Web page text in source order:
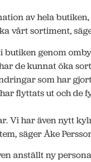
av hela
vårt sortiment,
genom
de kunnat öka
som har
flyttats ut och de
Vi har även nytt
säger Åke
anställt ny